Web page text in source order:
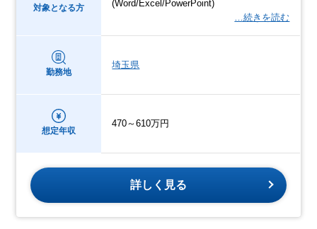
対象となる方
(Word/Excel/PowerPoint)
…続きを読む
勤務地
埼玉県
想定年収
470～610万円
詳しく見る